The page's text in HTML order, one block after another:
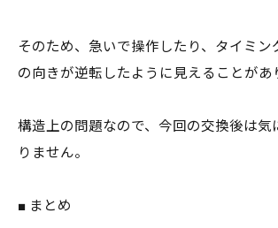
そのため、急いで操作したり、タイミン
の向きが逆転したように見えることがあ
構造上の問題なので、今回の交換後は気
りません。
■ まとめ